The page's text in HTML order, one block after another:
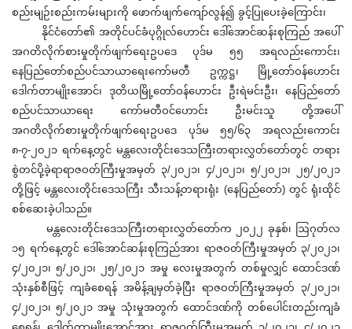
စည်းမျဉ်းစည်းကမ်းများကို ဖောက်ဖျက်ကျော်လွန်၍ ခွင့်ပြုပေးခဲ့ကြောင်း၊
နိုင်ငံတော်၏ အတိုင်ပင်ခံပုဂ္ဂိုလ်ဟောင်း ဒေါ်အောင်ဆန်းစုကြည် အပေါ်
အဂတိလိုက်စားမှုတိုက်ဖျက်ရေးဥပဒေ ပုဒ်မ ၅၅ အရလည်းကောင်း၊
နေပြည်တော်စည်ပင်သာယာရေးကော်မတီ ဥက္ကဋ္ဌ၊ မြို့တော်ဝန်ဟောင်း
ဒေါက်တာမျိုးအောင်၊ ဒုတိယမြို့တော်ဝန်ဟောင်း ဦးရဲမင်းဦး၊ နေပြည်တော်
စည်ပင်သာယာရေး ကော်မတီဝင်ဟောင်း ဦးမင်းသူ တို့အပေါ်
အဂတိလိုက်စားမှုတိုက်ဖျက်ရေးဥပဒေ ပုဒ်မ ၅၅/၆၃ အရလည်းကောင်း
၈-၇-၂၀၂၁ ရက်နေ့တွင် မန္တလေးတိုင်းဒေသကြီးတရားလွှတ်တော်တွင် တရား
စွဲတင်ပို့ခဲ့ရာရာဇဝတ်ကြီးမှုအမှတ် ၃/၂၀၂၁၊ ၄/၂၀၂၁၊ ၅/၂၀၂၁၊ ၂၅/၂၀၂၁
တို့ဖြင့် မန္တလေးတိုင်းဒေသကြီး သီးသန့်တရားရုံး (နေပြည်တော်) တွင် ရုံးထိုင်
စစ်ဆေးခဲ့ပါသည်။
မန္တလေးတိုင်းဒေသကြီးတရားလွှတ်တော်က ၂၀၂၂ ခုနှစ်၊ ဩဂုတ်လ
၁၅ ရက်နေ့တွင် ဒေါ်အောင်ဆန်းစုကြည်အား ရာဇဝတ်ကြီးမှုအမှတ် ၃/၂၀၂၁၊
၄/၂၀၂၁၊ ၅/၂၀၂၁၊ ၂၅/၂၀၂၁ အမှု လေးမှုအတွက် တစ်မှုလျှင် ထောင်ဒဏ်
သုံးနှစ်စီဖြင့် ကျခံစေရန် အမိန့်ချမှတ်ခဲ့ပြီး ရာဇဝတ်ကြီးမှုအမှတ် ၃/၂၀၂၁၊
၄/၂၀၂၁၊ ၅/၂၀၂၁ အမှု သုံးမှုအတွက် ထောင်ဒဏ်ကို တစ်ပေါင်းတည်းကျခံ